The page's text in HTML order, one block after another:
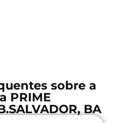
sobre a
PRIME
BA